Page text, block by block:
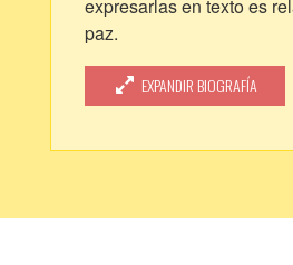
expresarlas en texto es
paz.
Es mi primera vez en un
siento tan feliz de poder
donde plasmar lo que
EXPANDIR BIOGRAFÍA